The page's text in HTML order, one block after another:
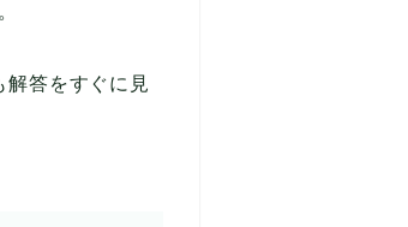
解答をすぐに見